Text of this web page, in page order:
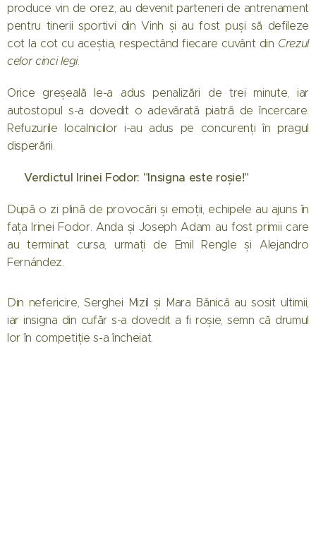
produce vin de orez, au devenit parteneri de antrenament
pentru tinerii sportivi din Vinh și au fost puși să defileze
cot la cot cu aceștia, respectând fiecare cuvânt din Crezul
celor cinci legi.
Orice greșeală le-a adus penalizări de trei minute, iar
autostopul s-a dovedit o adevărată piatră de încercare.
Refuzurile localnicilor i-au adus pe concurenți în pragul
disperării. 😰
😱 Verdictul Irinei Fodor: "Insigna este roșie!"
După o zi plină de provocări și emoții, echipele au ajuns în
fața Irinei Fodor. Anda și Joseph Adam au fost primii care
au terminat cursa, urmați de Emil Rengle și Alejandro
Fernández.
Din nefericire, Serghei Mizil și Mara Bănică au sosit ultimii,
iar insigna din cufăr s-a dovedit a fi roșie, semn că drumul
lor în competiție s-a încheiat.